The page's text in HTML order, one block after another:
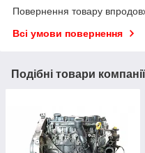
Повернення товару
Всі умови повернення
Подібні товари компанії